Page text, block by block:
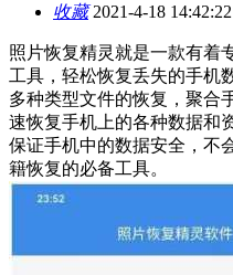
收藏2021-4-18 14:42:22
照片恢复精灵就是一款有着
工具，轻松恢复丢失的手机
多种类型文件的恢复，聚合
速恢复手机上的各种数据和
保证手机中的数据安全，不
籍恢复的必备工具。